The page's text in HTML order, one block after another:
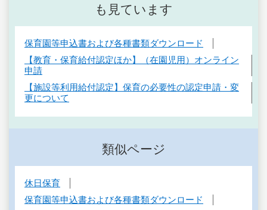
も見ています
保育園等申込書および各種書類ダウンロード
【教育・保育給付認定ほか】（在園児用）オンライン
申請
【施設等利用給付認定】保育の必要性の認定申請・変
更について
類似ページ
休日保育
保育園等申込書および各種書類ダウンロード